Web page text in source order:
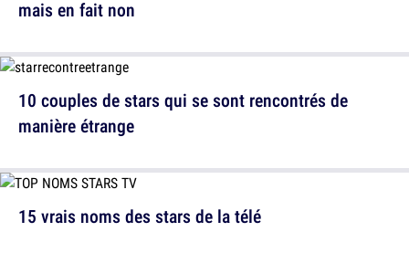
mais en fait non
15 vrais noms des stars de la télé
10 couples de stars qui se sont rencontrés de
manière étrange